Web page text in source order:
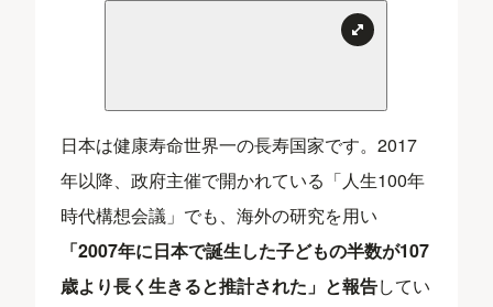
日本は健康寿命世界一の長寿国家です。2017
年以降、政府主催で開かれている「人生100年
時代構想会議」でも、海外の研究を用い
「2007年に日本で誕生した子どもの半数が107
歳より長く生きると推計された」と報告してい